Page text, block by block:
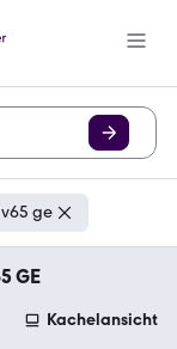
ge
GE
Kachelansicht